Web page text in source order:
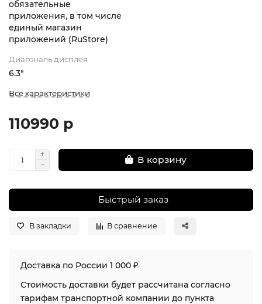
обязательные
приложения, в том числе
единый магазин
приложений (RuStore)
Диагональ дисплея
6.3"
Все характеристики
110990 р
В корзину
Быстрый заказ
В закладки В сравнение
Доставка по России 1 000 ₽
Стоимость доставки будет рассчитана согласно
тарифам транспортной компании до пункта